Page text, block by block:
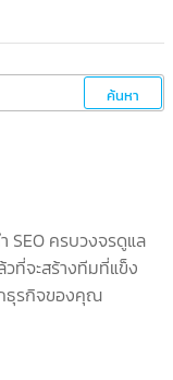
SEO ครบวงจรดูแล
วที่จะสร้างทีมที่แข็ง
กธุรกิจของคุณ